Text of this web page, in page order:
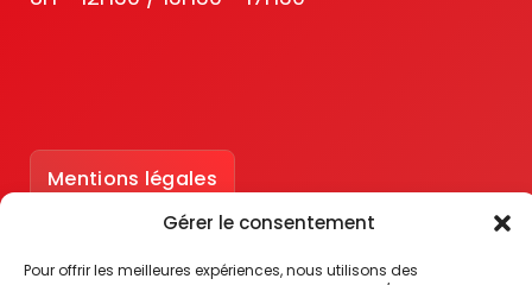
Gérer le consentement
Pour offrir les meilleures expériences, nous utilisons des
Mentions légales
Accessibilité : partiellement conforme